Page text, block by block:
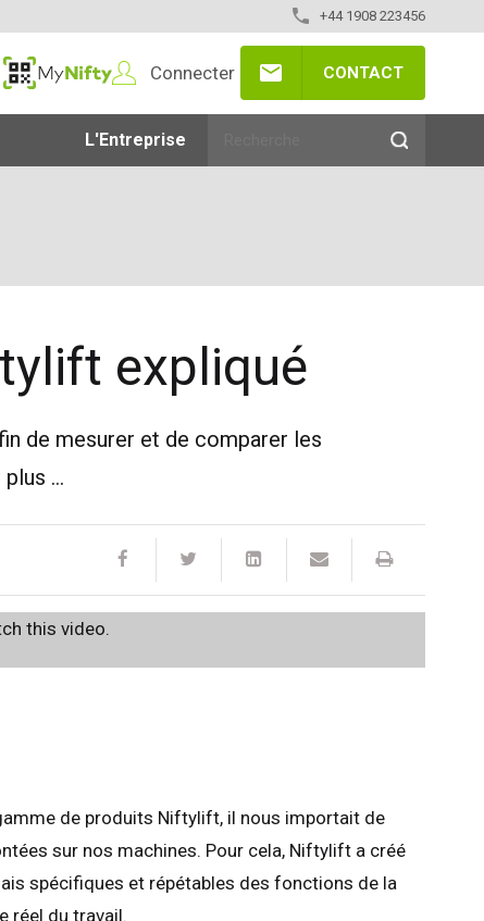
+44 1908 223456
MyNifty
Connecter CONTACT
L'Entreprise
expliqué
de mesurer et de comparer les
...
this video.
de produits Niftylift, il nous importait de
sur nos machines. Pour cela, Niftylift a créé
spécifiques et répétables des fonctions de la
réel du travail.